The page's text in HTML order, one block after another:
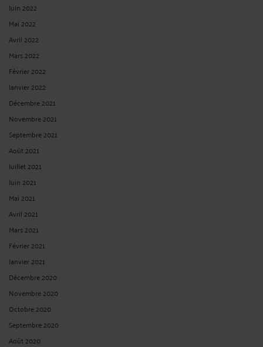
Juin 2022
Mai 2022
Avril 2022
Mars 2022
Février 2022
Janvier 2022
Décembre 2021
Novembre 2021
Septembre 2021
Août 2021
Juillet 2021
Juin 2021
Mai 2021
Avril 2021
Mars 2021
Février 2021
Janvier 2021
Décembre 2020
Novembre 2020
Octobre 2020
Septembre 2020
Août 2020